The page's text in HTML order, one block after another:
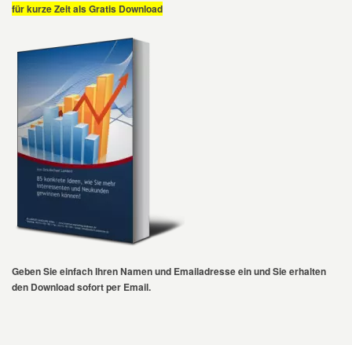
für kurze Zeit als Gratis Download
Geben Sie einfach Ihren Namen und Emailadresse ein und Sie erhalten
den Download sofort per Email.